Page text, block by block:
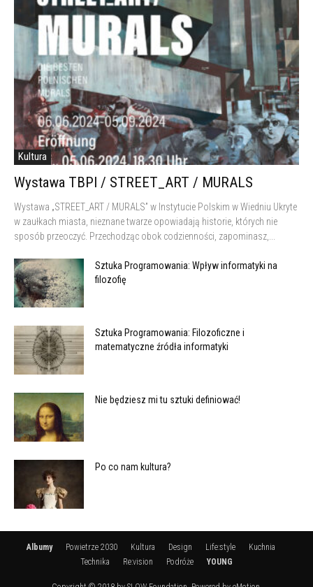
Kultura
Wystawa TBPI / STREET_ART / MURALS
Wystawa „STREET_ART / MURALS” w Instytucie Polskim w Wiedniu Ukryte
w zaułkach miasta, nieznane twarze opowiadają historie, których nie
sposób przeoczyć. Przechodząc obok codzienności, zapominasz,...
Sztuka Programowania: Wpływ informatyki na
filozofię
Sztuka Programowania: Filozoficzne i
matematyczne źródła informatyki
Nie będziesz mi tu sztuki definiować!
Po co nam kultura?
Albumy Powietrze 2030 Kultura Design Life:style
Kuchnia
Technika
Re:vision Podróże YOUNG